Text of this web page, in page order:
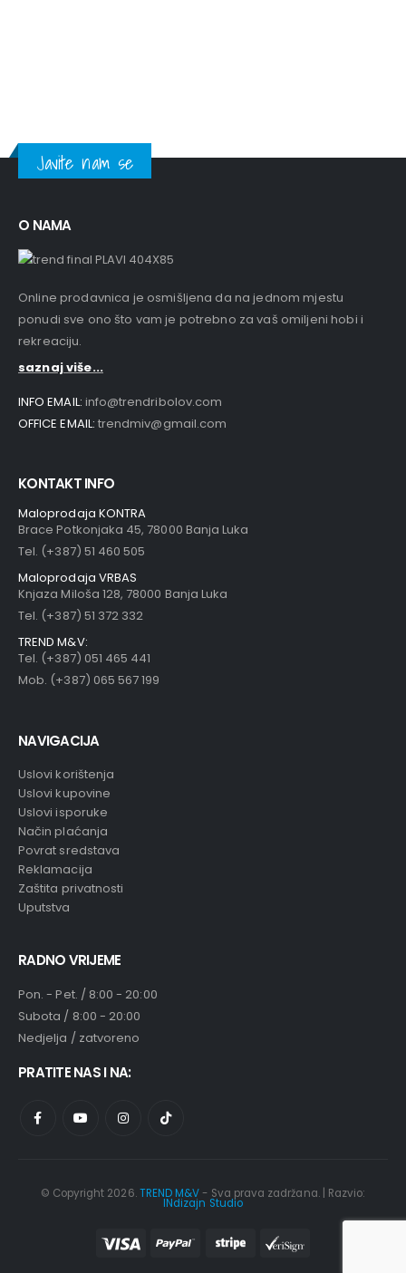
Javite nam se
O NAMA
Online prodavnica je osmišljena da na jednom mjestu
ponudi sve ono što vam je potrebno za vaš omiljeni hobi i
rekreaciju.
saznaj više...
INFO EMAIL: info@trendribolov.com
OFFICE EMAIL: trendmiv@gmail.com
KONTAKT INFO
Maloprodaja KONTRA
Brace Potkonjaka 45, 78000 Banja Luka
Tel. (+387) 51 460 505
Maloprodaja VRBAS
Knjaza Miloša 128, 78000 Banja Luka
Tel. (+387) 51 372 332
TREND M&V:
Tel. (+387) 051 465 441
Mob. (+387) 065 567 199
NAVIGACIJA
Uslovi korištenja
Uslovi kupovine
Uslovi isporuke
Način plaćanja
Povrat sredstava
Reklamacija
Zaštita privatnosti
Uputstva
RADNO VRIJEME
Pon. - Pet. / 8:00 - 20:00
Subota / 8:00 - 20:00
Nedjelja / zatvoreno
PRATITE NAS I NA:
© Copyright 2026.TREND M&V- Sva prava zadržana. | Razvio:
INdizajn Studio